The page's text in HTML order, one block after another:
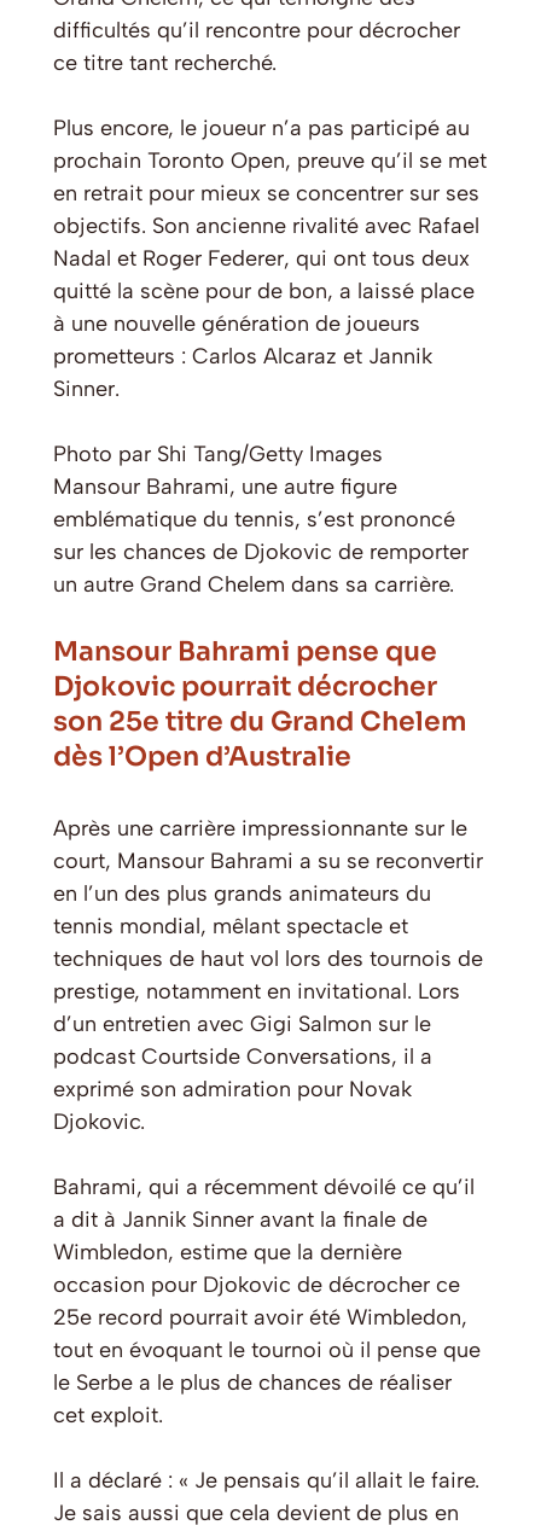
difficultés qu’il rencontre pour décrocher
ce titre tant recherché.
Plus encore, le joueur n’a pas participé au
prochain Toronto Open, preuve qu’il se met
en retrait pour mieux se concentrer sur ses
objectifs. Son ancienne rivalité avec Rafael
Nadal et Roger Federer, qui ont tous deux
quitté la scène pour de bon, a laissé place
à une nouvelle génération de joueurs
prometteurs : Carlos Alcaraz et Jannik
Sinner.
Photo par Shi Tang/Getty Images
Mansour Bahrami, une autre figure
emblématique du tennis, s’est prononcé
sur les chances de Djokovic de remporter
un autre Grand Chelem dans sa carrière.
Mansour Bahrami pense que
Djokovic pourrait décrocher
son 25e titre du Grand Chelem
dès l’Open d’Australie
Après une carrière impressionnante sur le
court, Mansour Bahrami a su se reconvertir
en l’un des plus grands animateurs du
tennis mondial, mêlant spectacle et
techniques de haut vol lors des tournois de
prestige, notamment en invitational. Lors
d’un entretien avec Gigi Salmon sur le
podcast Courtside Conversations, il a
exprimé son admiration pour Novak
Djokovic.
Bahrami, qui a récemment dévoilé ce qu’il
a dit à Jannik Sinner avant la finale de
Wimbledon, estime que la dernière
occasion pour Djokovic de décrocher ce
25e record pourrait avoir été Wimbledon,
tout en évoquant le tournoi où il pense que
le Serbe a le plus de chances de réaliser
cet exploit.
Il a déclaré : « Je pensais qu’il allait le faire.
Je sais aussi que cela devient de plus en